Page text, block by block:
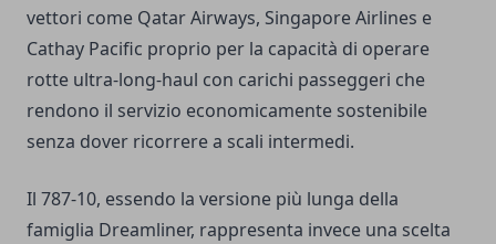
vettori come Qatar Airways, Singapore Airlines e
Cathay Pacific proprio per la capacità di operare
rotte ultra-long-haul con carichi passeggeri che
rendono il servizio economicamente sostenibile
senza dover ricorrere a scali intermedi.
Il 787-10, essendo la versione più lunga della
famiglia Dreamliner, rappresenta invece una scelta